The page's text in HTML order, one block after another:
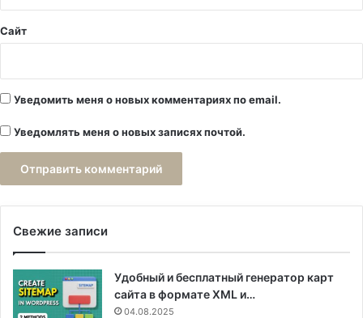
Сайт
Уведомить меня о новых комментариях по email.
Уведомлять меня о новых записях почтой.
Свежие записи
Удобный и бесплатный генератор карт
сайта в формате XML и…
04.08.2025